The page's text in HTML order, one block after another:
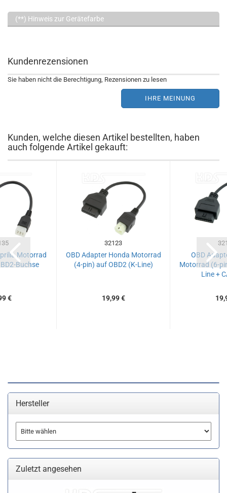
(**) Hinweis zur Gerätefarbe
Kundenrezensionen
Sie haben nicht die Berechtigung, Rezensionen zu lesen
IHRE MEINUNG
Kunden, welche diesen Artikel bestellten, haben
auch folgende Artikel gekauft:
Motorrad
Buchse
€
32123
OBD Adapter Honda Motorrad
(4-pin) auf OBD2 (K-Line)
19,99 €
OBD
Motorrad (6-
Line +
Hersteller
Zuletzt angesehen